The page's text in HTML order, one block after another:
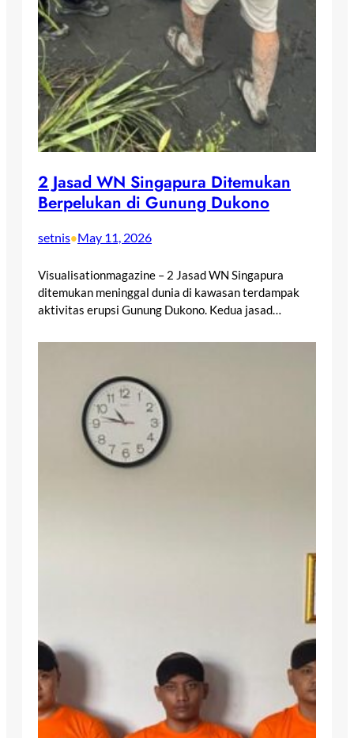
2 Jasad WN Singapura Ditemukan
Berpelukan di Gunung Dukono
setnis•May 11, 2026
Visualisationmagazine – 2 Jasad WN Singapura
ditemukan meninggal dunia di kawasan terdampak
aktivitas erupsi Gunung Dukono. Kedua jasad…